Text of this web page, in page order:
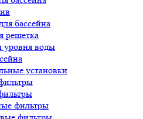
бассейна
решетка
уровня воды
установки
фильтры